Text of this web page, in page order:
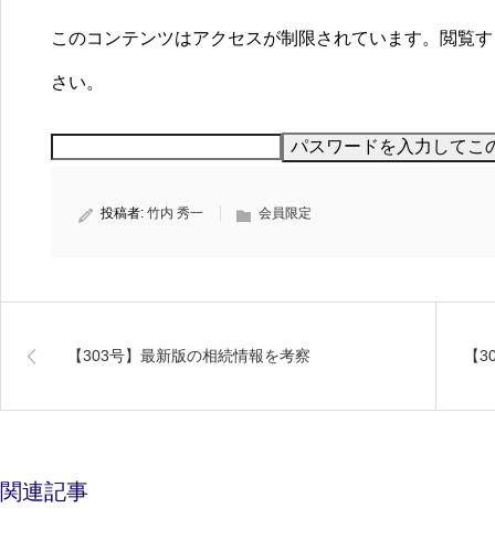
このコンテンツはアクセスが制限されています。閲覧
さい。
投稿者: 竹内 秀一 会員限定
【303号】最新版の相続情報を考察 【
関連記事